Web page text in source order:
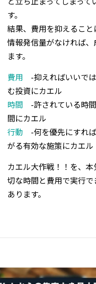
す。
結果、費用を抑えること
情報発信量がなければ
ます。
費用 -抑えればい
む投資にカエル
時間 -許されている時
間にカエル
行動 -何を優先に
がる有効な施策にカエル
カエル大作戦！！を、
切な時間と費用で実行
あります。